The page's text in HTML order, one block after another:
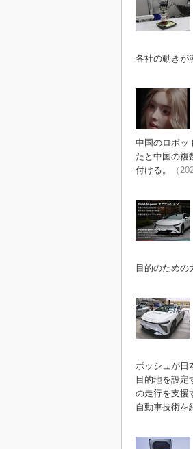
各社の動きが
中国のロボッ
たと中国の複
付ける。
（
目的のための
ボッシュが日
目的地を設定
の走行を支援
自動車技術を